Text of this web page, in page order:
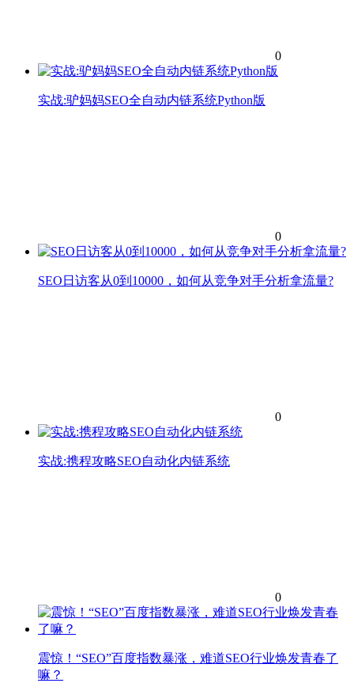
0
实战:驴妈妈SEO全自动内链系统Python版
0
SEO日访客从0到10000，如何从竞争对手分析拿流量?
0
实战:携程攻略SEO自动化内链系统
0
震惊！“SEO”百度指数暴涨，难道SEO行业焕发青春了
嘛？